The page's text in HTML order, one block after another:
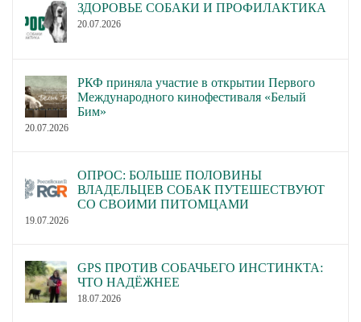
ЗДОРОВЬЕ СОБАКИ И ПРОФИЛАКТИКА
20.07.2026
РКФ приняла участие в открытии Первого
Международного кинофестиваля «Белый
Бим»
20.07.2026
ОПРОС: БОЛЬШЕ ПОЛОВИНЫ
ВЛАДЕЛЬЦЕВ СОБАК ПУТЕШЕСТВУЮТ
СО СВОИМИ ПИТОМЦАМИ
19.07.2026
GPS ПРОТИВ СОБАЧЬЕГО ИНСТИНКТА:
ЧТО НАДЁЖНЕЕ
18.07.2026